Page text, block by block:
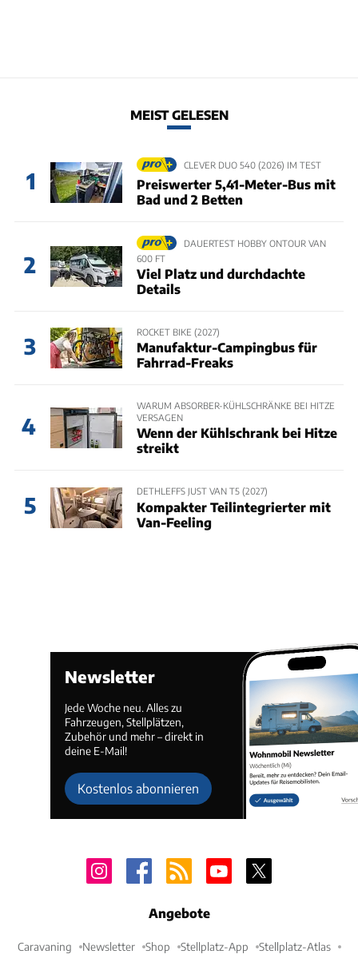
MEIST GELESEN
1
CLEVER DUO 540 (2026) IM TEST
Preiswerter 5,41-Meter-Bus mit
Bad und 2 Betten
2
DAUERTEST HOBBY ONTOUR VAN
600 FT
Viel Platz und durchdachte
Details
3
ROCKET BIKE (2027)
Manufaktur-Campingbus für
Fahrrad-Freaks
4
WARUM ABSORBER-KÜHLSCHRÄNKE BEI HITZE
VERSAGEN
Wenn der Kühlschrank bei Hitze
streikt
5
DETHLEFFS JUST VAN T5 (2027)
Kompakter Teilintegrierter mit
Van-Feeling
Newsletter
Jede Woche neu. Alles zu
Fahrzeugen, Stellplätzen,
Zubehör und mehr – direkt in
deine E-Mail!
Kostenlos abonnieren
Angebote
Caravaning Newsletter Shop Stellplatz-App Stellplatz-Atlas